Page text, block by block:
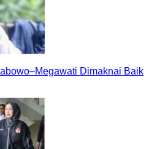
Dimaknai Baik